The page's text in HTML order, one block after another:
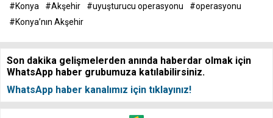
#Konya #Akşehir #uyuşturucu operasyonu
#operasyonu
#Konya’nın Akşehir
Son dakika gelişmelerden anında haberdar olmak için
WhatsApp haber grubumuza katılabilirsiniz.
WhatsApp haber kanalımız için tıklayınız!